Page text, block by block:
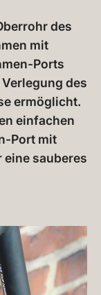
des
mit
Ports
des
ermöglicht.
einfachen
Port mit
sauberes